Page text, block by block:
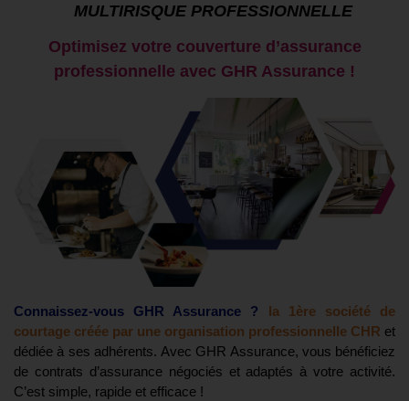
MULTIRISQUE PROFESSIONNELLE
Optimisez votre couverture d’assurance
professionnelle avec GHR Assurance !
Connaissez-vous GHR Assurance ?
la 1ère société de
courtage créée par une organisation professionnelle CHR et
dédiée à ses adhérents. Avec GHR Assurance, vous bénéficiez
de contrats d’assurance négociés et adaptés à votre activité.
C’est simple, rapide et efficace !